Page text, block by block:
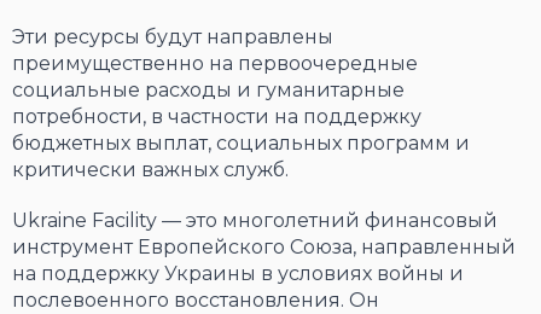
Эти ресурсы будут направлены
преимущественно на первоочередные
социальные расходы и гуманитарные
потребности, в частности на поддержку
бюджетных выплат, социальных программ и
критически важных служб.
Ukraine Facility — это многолетний финансовый
инструмент Европейского Союза, направленный
на поддержку Украины в условиях войны и
послевоенного восстановления. Он